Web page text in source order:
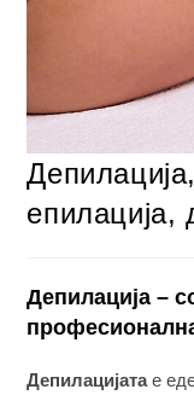
епилација,
Депилација –
Депилацијатае